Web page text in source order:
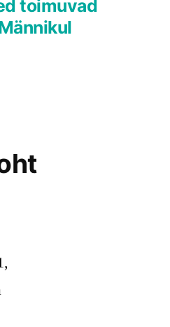
toimuvad